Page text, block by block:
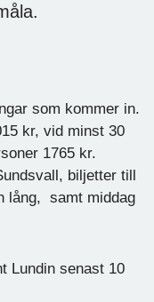
som kommer in.
kr, vid minst 30
1765 kr.
biljetter till
lång, samt middag
Lundin senast 10